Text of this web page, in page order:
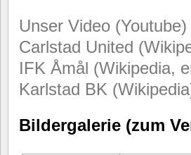
Unser Video (Youtube)
Carlstad United
IFK Åmål (Wikipedia,
Karlstad BK
Bildergalerie (zum